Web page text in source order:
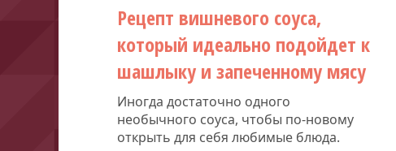
Рецепт вишневого соуса,
который идеально подойдет к
шашлыку и запеченному мясу
Иногда достаточно одного
необычного соуса, чтобы по-новому
открыть для себя любимые блюда.